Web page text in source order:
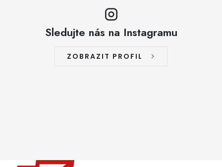
Sledujte nás na Instagramu
ZOBRAZIT PROFIL